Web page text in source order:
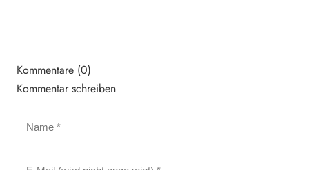
Kommentare (0)
Kommentar schreiben